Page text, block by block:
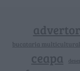
bucataria
ceapa